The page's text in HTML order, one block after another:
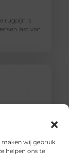
wij gebruik
helpen ons te
rugpijn is
last van